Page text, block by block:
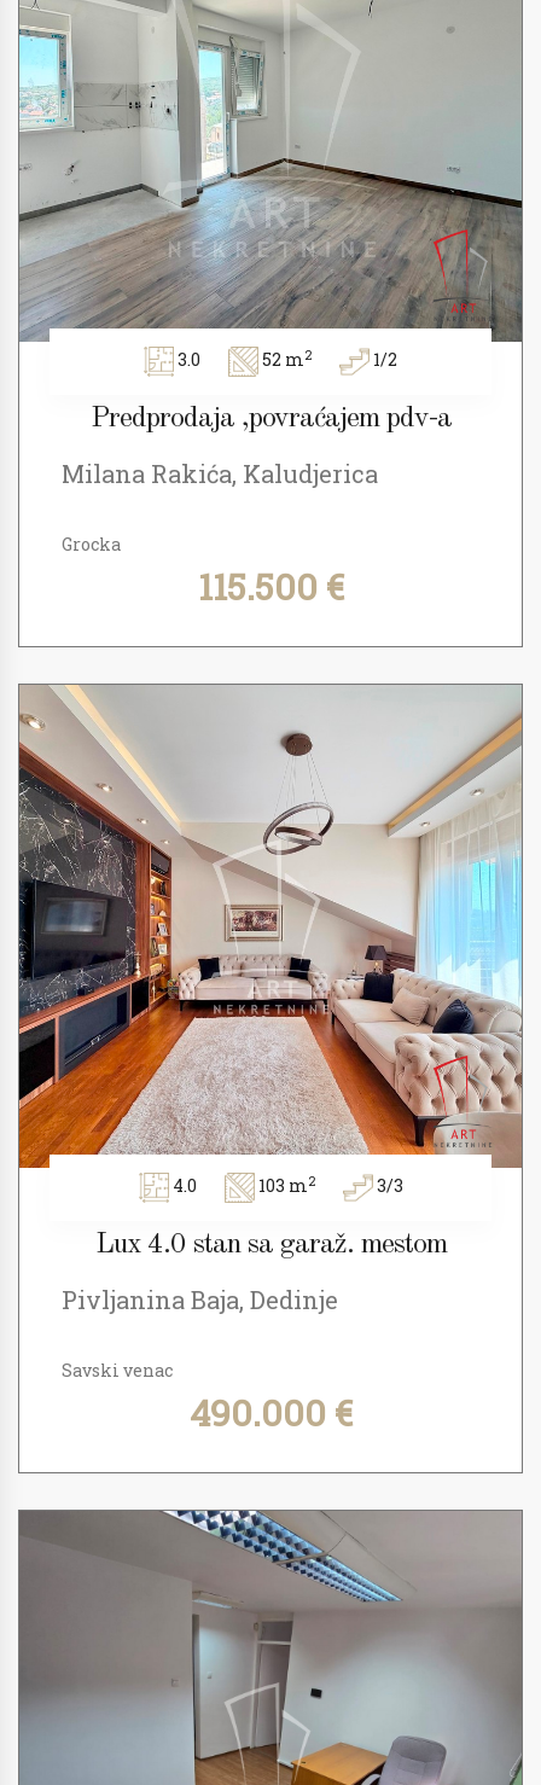
3.0 52 m2 1/2
Predprodaja ,povraćajem pdv-a
Milana Rakića, Kaludjerica
Grocka
115.500 €
4.0 103 m2 3/3
Lux 4.0 stan sa garaž. mestom
Pivljanina Baja, Dedinje
Savski venac
490.000 €